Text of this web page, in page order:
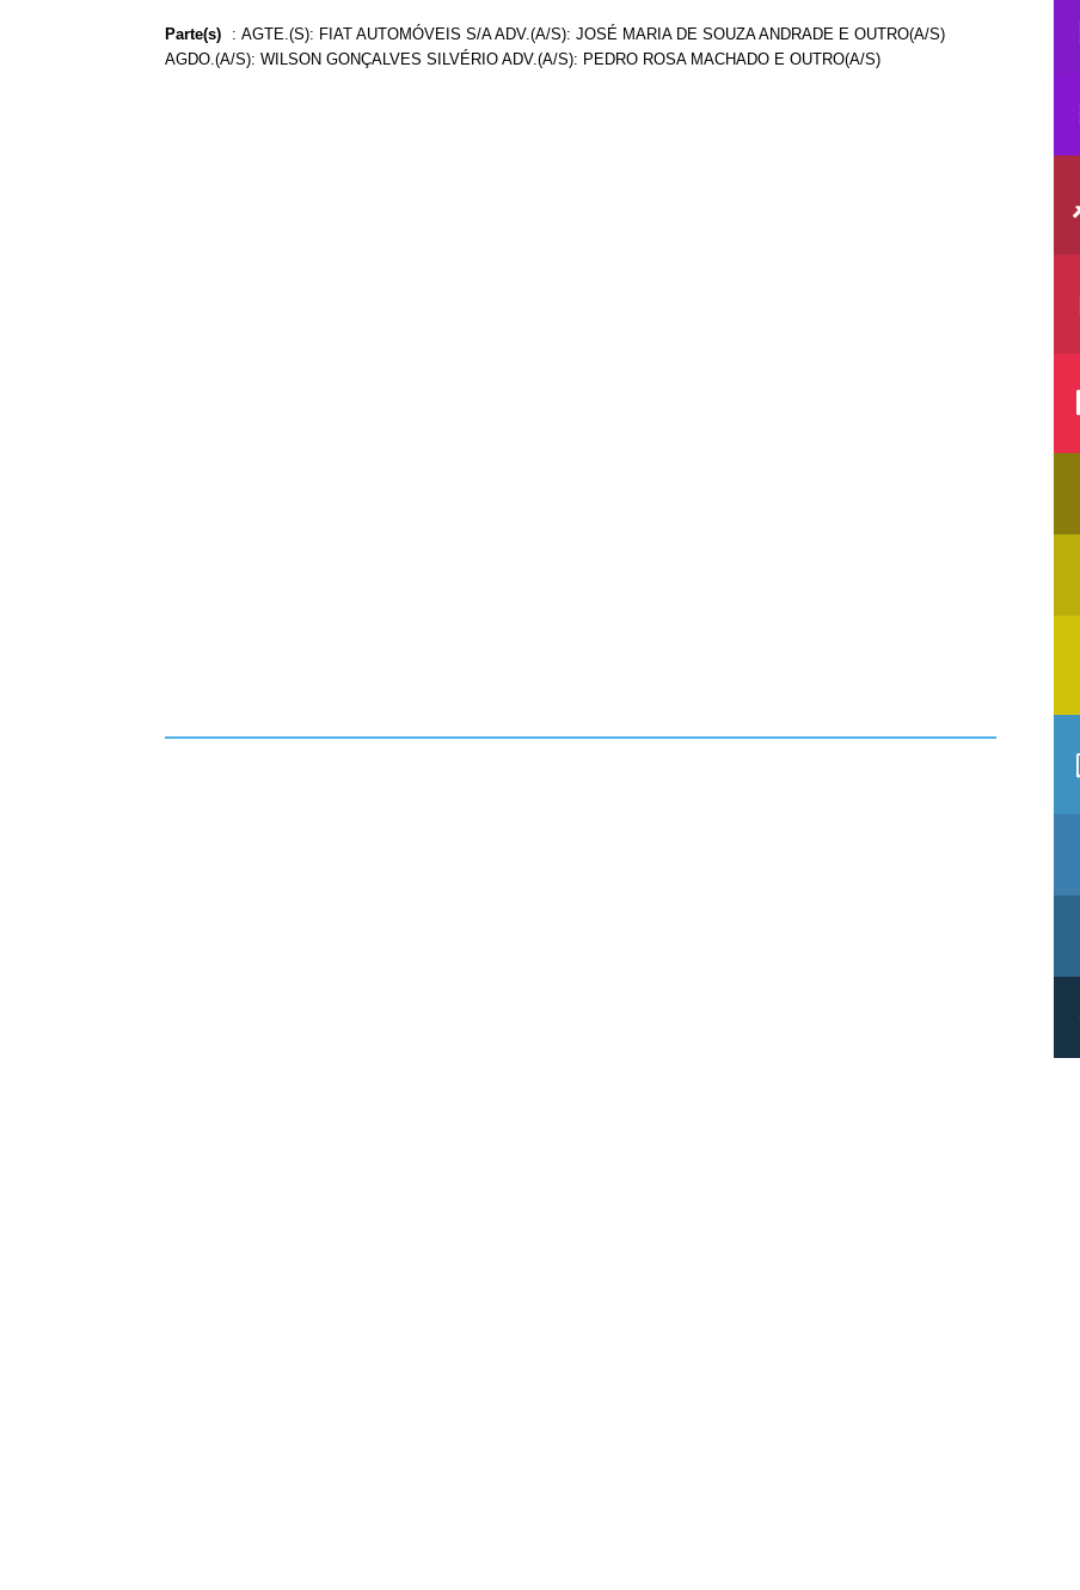
Parte(s) : AGTE.(S): FIAT AUTOMÓVEIS S/A ADV.(A/S): JOSÉ MARIA DE SOUZA ANDRADE E OUTRO(A/S)
AGDO.(A/S): WILSON GONÇALVES SILVÉRIO ADV.(A/S): PEDRO ROSA MACHADO E OUTRO(A/S)